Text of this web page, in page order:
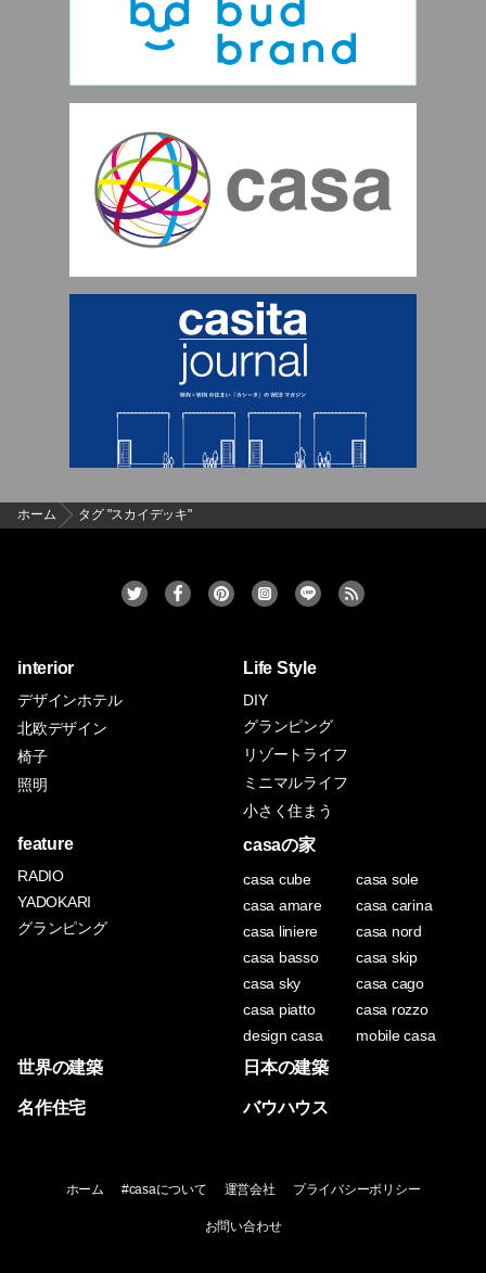
ホーム タグ "スカイデッキ"
interior
デザインホテル
北欧デザイン
椅子
照明
Life Style
DIY
グランピング
リゾートライフ
ミニマルライフ
小さく住まう
feature
RADIO
YADOKARI
グランピング
casaの家
casa cube
casa sole
casa amare
casa carina
casa liniere
casa nord
casa basso
casa skip
casa sky
casa cago
casa piatto
casa rozzo
design casa
mobile casa
世界の建築 日本の建築
名作住宅 バウハウス
ホーム #casaについて 運営会社 プライバシーポリシー
お問い合わせ